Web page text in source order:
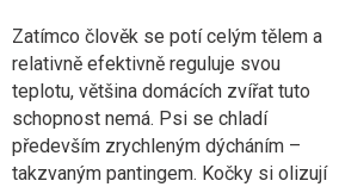
Zatímco člověk se potí celým tělem a
relativně efektivně reguluje svou
teplotu, většina domácích zvířat tuto
schopnost nemá. Psi se chladí
především zrychleným dýcháním –
takzvaným pantingem. Kočky si olizují